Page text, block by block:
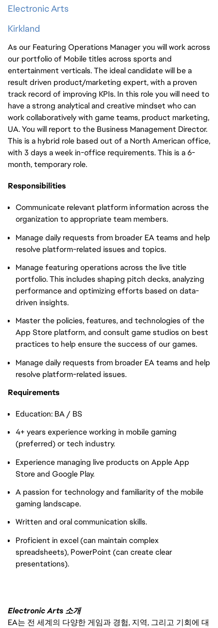
Electronic Arts
Kirkland
As our Featuring Operations Manager you will work across
our portfolio of Mobile titles across sports and
entertainment verticals. The ideal candidate will be a
result driven product/marketing expert, with a proven
track record of improving KPIs. In this role you will need to
have a strong analytical and creative mindset who can
work collaboratively with game teams, product marketing,
UA. You will report to the Business Management Director.
This is a hybrid role based out of a North American office,
with 3 days a week in-office requirements. This is a 6-
month, temporary role.
Responsibilities
Communicate relevant platform information across the
organization to appropriate team members.
Manage daily requests from broader EA teams and help
resolve platform-related issues and topics.
Manage featuring operations across the live title
portfolio. This includes shaping pitch decks, analyzing
performance and optimizing efforts based on data-
driven insights.
Master the policies, features, and technologies of the
App Store platform, and consult game studios on best
practices to help ensure the success of our games.
Manage daily requests from broader EA teams and help
resolve platform-related issues.
Requirements
Education: BA / BS
4+ years experience working in mobile gaming
(preferred) or tech industry.
Experience managing live products on Apple App
Store and Google Play.
A passion for technology and familiarity of the mobile
gaming landscape.
Written and oral communication skills.
Proficient in excel (can maintain complex
spreadsheets), PowerPoint (can create clear
presentations).
Electronic Arts 소개
EA는 전 세계의 다양한 게임과 경험, 지역, 그리고 기회에 대